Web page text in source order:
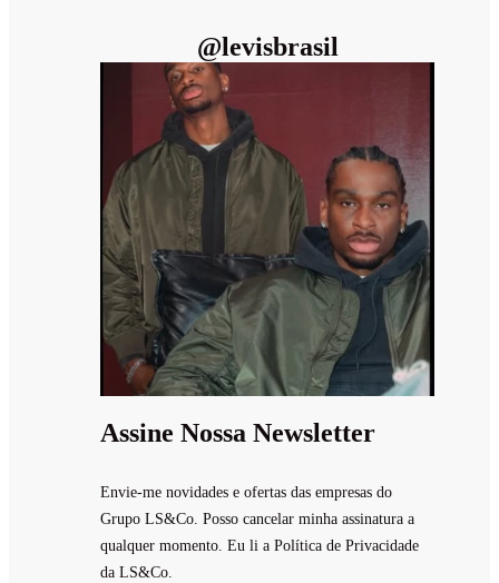
@levisbrasil
Assine Nossa Newsletter
Envie-me novidades e ofertas das empresas do
Grupo LS&Co. Posso cancelar minha assinatura a
qualquer momento. Eu li a Política de Privacidade
da LS&Co.